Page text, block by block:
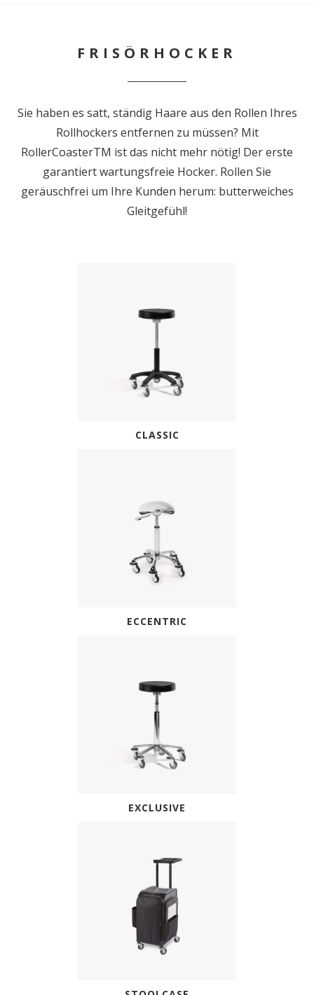
FRISÖRHOCKER
Sie haben es satt, ständig Haare aus den Rollen Ihres
Rollhockers entfernen zu müssen? Mit
RollerCoasterTM ist das nicht mehr nötig! Der erste
garantiert wartungsfreie Hocker. Rollen Sie
geräuschfrei um Ihre Kunden herum: butterweiches
Gleitgefühl!
CLASSIC
ECCENTRIC
EXCLUSIVE